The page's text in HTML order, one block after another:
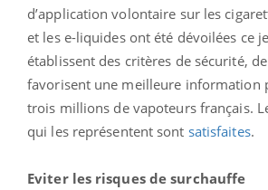
d’application volontaire sur les
et les e-liquides ont été dévoilées ce
établissent des critères de sécurité,
favorisent une meilleure information
trois millions de vapoteurs français.
qui les représentent sont satisfaites.
Eviter les risques de surchauffe